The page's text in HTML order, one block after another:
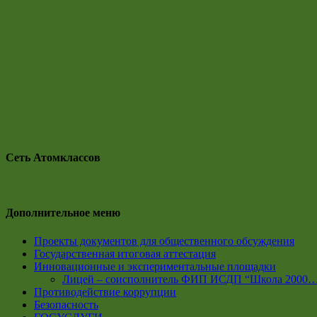
Сеть Атомклассов
Дополнительное меню
Проекты документов для общественного обсуждения
Государственная итоговая аттестация
Инновационные и экспериментальные площадки
Лицей – соисполнитель ФИП ИСДП “Школа
Противодействие коррупции
Безопасность